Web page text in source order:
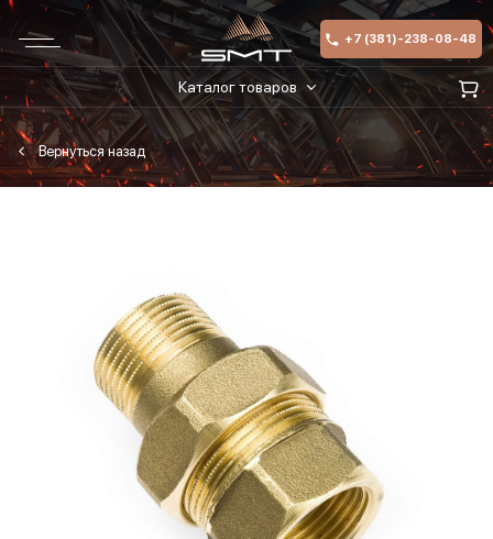
+7 (381)-238-08-48
Каталог товаров